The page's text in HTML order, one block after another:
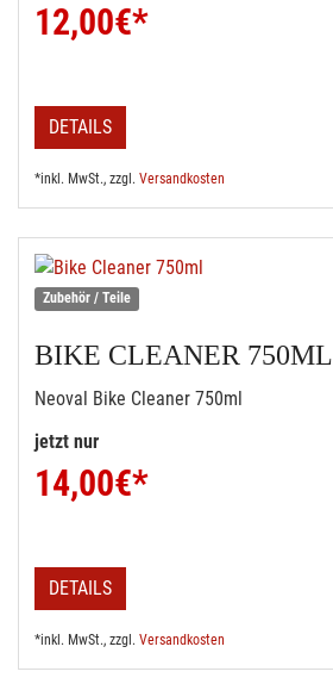
12,00€*
DETAILS
*inkl. MwSt., zzgl. Versandkosten
Zubehör / Teile
BIKE CLEANER 750ML
Neoval Bike Cleaner 750ml
jetzt nur
14,00€*
DETAILS
*inkl. MwSt., zzgl. Versandkosten